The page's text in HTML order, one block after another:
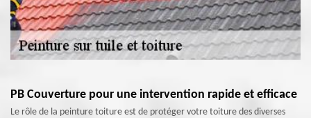
PB Couverture pour une intervention rapide et efficace
Le rôle de la peinture toiture est de protéger votre toiture des diverses